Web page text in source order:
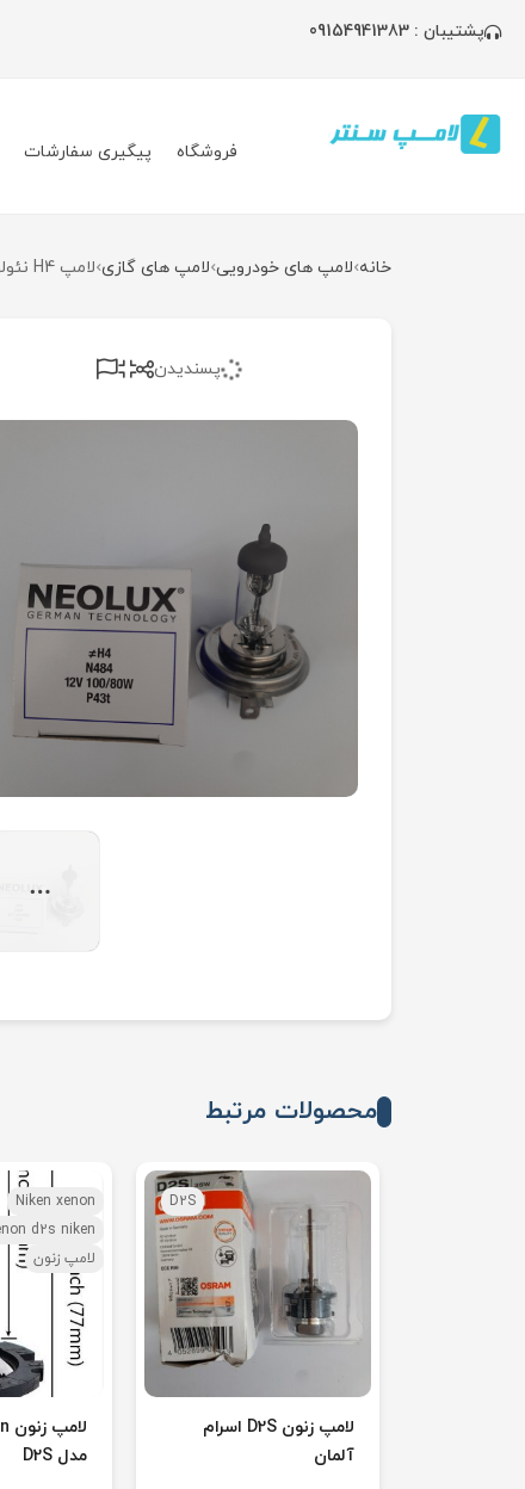
پشتیبان : 09154941383
فروشگاه پیگیری سفارشات
خانه لامپ های خودرویی لامپ های گازی لامپ H4 نئولوکس
پسندیدن
محصولات مرتبط
D2S
لامپ زنون D2S اسرام
آلمان
Niken xenon
d2s niken
لامپ زنون
مدل D2S